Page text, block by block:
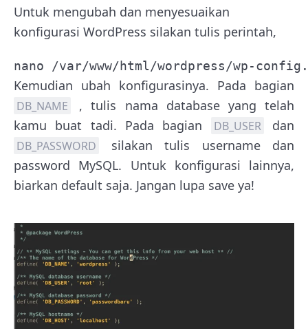
Untuk mengubah dan menyesuaikan
konfigurasi WordPress silakan tulis perintah,
nano /var/www/html/wordpress/wp-
Kemudian ubah konfigurasinya. Pada bagian
DB_NAME
, tulis nama database yang telah
kamu buat tadi. Pada bagian
DB_USER dan
DB_PASSWORD
silakan tulis username dan
password MySQL. Untuk konfigurasi lainnya,
biarkan default saja. Jangan lupa save ya!